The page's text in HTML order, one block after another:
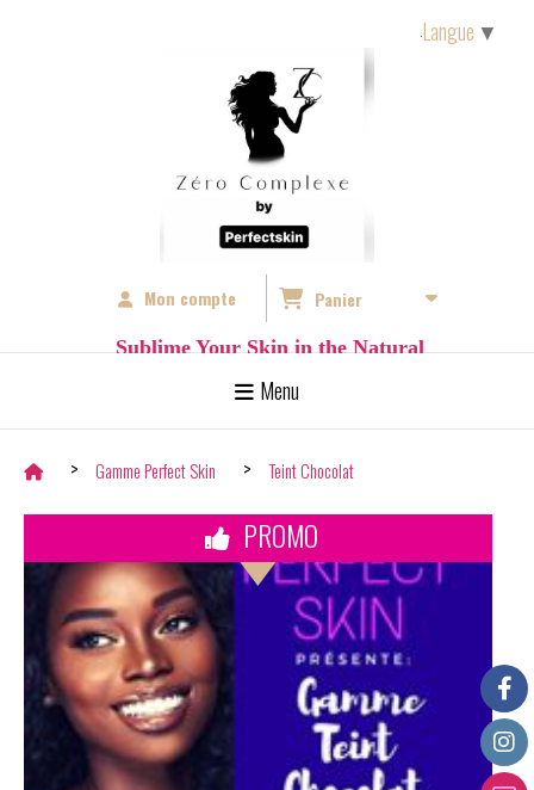
Sublime Your Skin in the Natural
Mon compte Panier
Menu
Gamme Perfect Skin Teint Chocolat
PROMO
Langue ▼